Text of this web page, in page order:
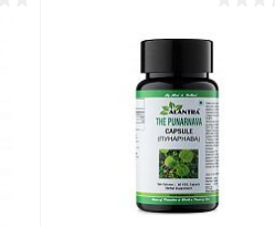
Купить в 1 клик Сравнение
В избранное
Нет в
наличии
Элемент каталога: